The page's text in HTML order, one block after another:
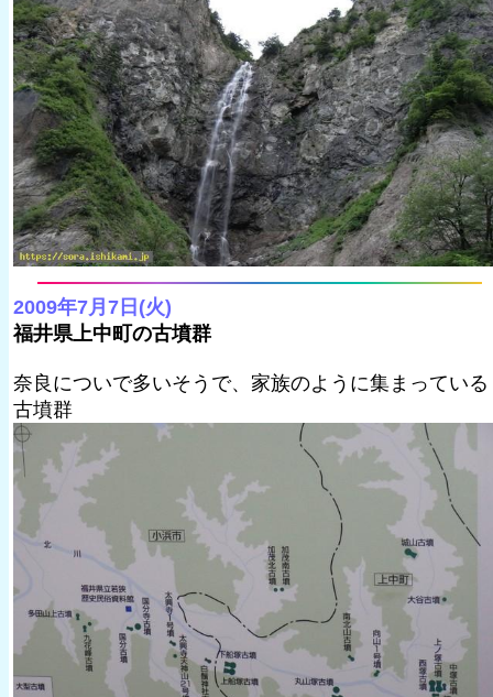
2009年7月7日(火)
福井県上中町の古墳群
奈良についで多いそうで、家族のように集まっている
古墳群